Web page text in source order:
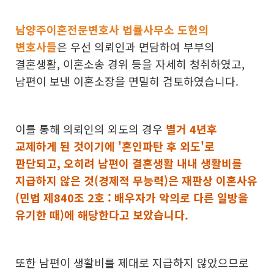
남양주이혼전문변호사 법률사무소 도헌의
변호사들은 우선 의뢰인과 면담하여 부부의
결혼생활, 이혼소송 경위 등을 자세히 청취하였고,
남편이 보낸 이혼소장을 면밀히 검토하였습니다.
이를 통해 의뢰인의 외도의 경우 별거 4년후
교제하게 된 것이기에 '혼인파탄 후 외도'로
판단되고, 오히려 남편이 결혼생활 내내 생활비를
지급하지 않은 것(경제적 무능력)은 재판상 이혼사유
(민법 제840조 2호 : 배우자가 악의로 다른 일방을
유기한 때)에 해당한다고 보았습니다.
또한 남편이 생활비를 제대로 지급하지 않았으므로